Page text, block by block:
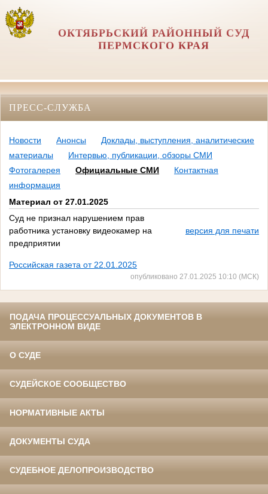
ОКТЯБРЬСКИЙ РАЙОННЫЙ СУД
ПЕРМСКОГО КРАЯ
ПРЕСС-СЛУЖБА
Новости Анонсы
Доклады, выступления, аналитические
материалы
Интервью, публикации, обзоры СМИ
Фотогалерея
Официальные СМИ
Контактная
информация
Материал от 27.01.2025
Суд не признал нарушением прав
работника установку видеокамер на
предприятии
версия для печати
Российская газета от 22.01.2025
опубликовано 27.01.2025 10:10 (МСК)
ПОДАЧА ПРОЦЕССУАЛЬНЫХ ДОКУМЕНТОВ В
ЭЛЕКТРОННОМ ВИДЕ
О СУДЕ
СУДЕЙСКОЕ СООБЩЕСТВО
НОРМАТИВНЫЕ АКТЫ
ДОКУМЕНТЫ СУДА
СУДЕБНОЕ ДЕЛОПРОИЗВОДСТВО